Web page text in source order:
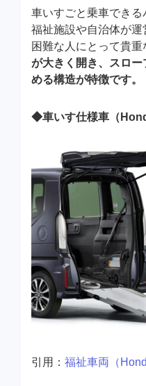
車いすごと乗車できる
福祉施設や自治体が
困難な人にとって貴重
が大きく開き、スロ
める構造が特徴です。
◆車いす仕様車（
引用： 福祉車両（